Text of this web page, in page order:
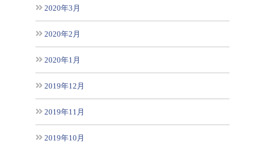
2020年3月
2020年2月
2020年1月
2019年12月
2019年11月
2019年10月